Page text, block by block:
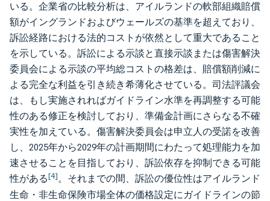
いる。企業省の比較分析は、アイルランドの軟部組織賠償
額がイングランドおよびウェールズの基準を超えており、
訴訟経路における法的コストが依然として重大であること
を示している。訴訟による示談と直接示談または傷害解決
委員会による示談の平均総コストの格差は、賠償額削減に
よる完全な利益を引き続き希薄化させている。司法評議会
は、もし実施されればガイドライン水準を再調整する可能
性のある修正を検討しており、準備金計画にさらなる不確
実性を加えている。傷害解決委員会は申立人の受諾を改善
し、2025年から2029年の計画期間にわたって処理能力を加
速させることを目指しており、訴訟依存を抑制できる可能
性がある[4]。それまでの間、訴訟の優位性はアイルランド
生命・非生命保険市場全体の価格設定にガイドラインの節